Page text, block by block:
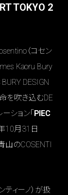
TOKYO 2
（コセン
Kaoru Bury
DESIGN
を吹き込むDE
ション「 PIEC
10月31日
山のCOSENTI
ティーノ）が扱